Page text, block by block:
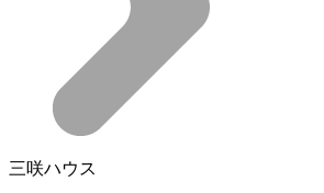
三咲ハウス